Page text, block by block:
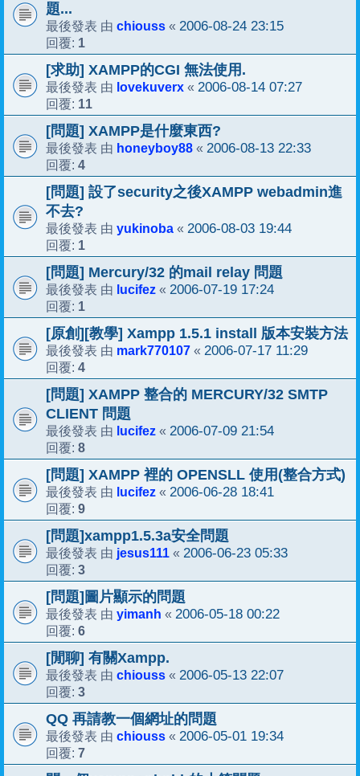
題...
最後發表 由 chiouss « 2006-08-24 23:15
回覆: 1
[求助] XAMPP的CGI 無法使用.
最後發表 由 lovekuverx « 2006-08-14 07:27
回覆: 11
[問題] XAMPP是什麼東西?
最後發表 由 honeyboy88 « 2006-08-13 22:33
回覆: 4
[問題] 設了security之後XAMPP webadmin進
不去?
最後發表 由 yukinoba « 2006-08-03 19:44
回覆: 1
[問題] Mercury/32 的mail relay 問題
最後發表 由 lucifez « 2006-07-19 17:24
回覆: 1
[原創][教學] Xampp 1.5.1 install 版本安裝方法
最後發表 由 mark770107 « 2006-07-17 11:29
回覆: 4
[問題] XAMPP 整合的 MERCURY/32 SMTP
CLIENT 問題
最後發表 由 lucifez « 2006-07-09 21:54
回覆: 8
[問題] XAMPP 裡的 OPENSLL 使用(整合方式)
最後發表 由 lucifez « 2006-06-28 18:41
回覆: 9
[問題]xampp1.5.3a安全問題
最後發表 由 jesus111 « 2006-06-23 05:33
回覆: 3
[問題]圖片顯示的問題
最後發表 由 yimanh « 2006-05-18 00:22
回覆: 6
[閒聊] 有關Xampp.
最後發表 由 chiouss « 2006-05-13 22:07
回覆: 3
QQ 再請教一個網址的問題
最後發表 由 chiouss « 2006-05-01 19:34
回覆: 7